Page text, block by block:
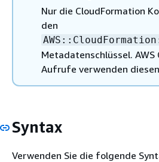
Nur die CloudFormation
den
Metadatenschlüssel. AWS
Aufrufe verwenden
Syntax
Verwenden Sie die folgende